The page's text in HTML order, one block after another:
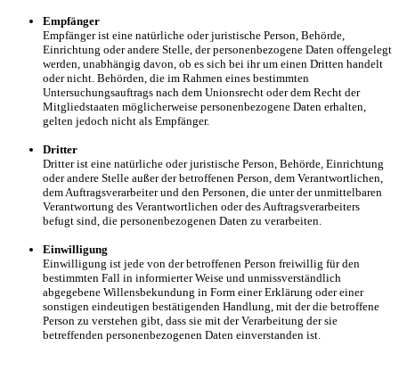
Empfänger
Empfänger ist eine natürliche oder juristische Person, Behörde,
Einrichtung oder andere Stelle, der personenbezogene Daten offengelegt
werden, unabhängig davon, ob es sich bei ihr um einen Dritten handelt
oder nicht. Behörden, die im Rahmen eines bestimmten
Untersuchungsauftrags nach dem Unionsrecht oder dem Recht der
Mitgliedstaaten möglicherweise personenbezogene Daten erhalten,
gelten jedoch nicht als Empfänger.
Dritter
Dritter ist eine natürliche oder juristische Person, Behörde, Einrichtung
oder andere Stelle außer der betroffenen Person, dem Verantwortlichen,
dem Auftragsverarbeiter und den Personen, die unter der unmittelbaren
Verantwortung des Verantwortlichen oder des Auftragsverarbeiters
befugt sind, die personenbezogenen Daten zu verarbeiten.
Einwilligung
Einwilligung ist jede von der betroffenen Person freiwillig für den
bestimmten Fall in informierter Weise und unmissverständlich
abgegebene Willensbekundung in Form einer Erklärung oder einer
sonstigen eindeutigen bestätigenden Handlung, mit der die betroffene
Person zu verstehen gibt, dass sie mit der Verarbeitung der sie
betreffenden personenbezogenen Daten einverstanden ist.